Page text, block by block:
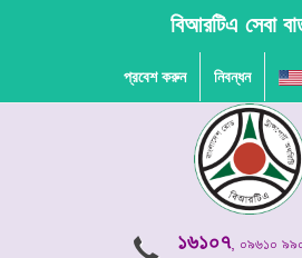
বিআরটিএ সেবা
প্রবেশ করুন নিবন্ধন
১৬১০৭, ০৯৬১০